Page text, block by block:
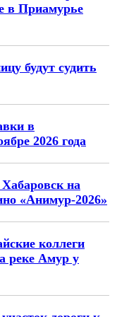
в Приамурье
будут судить
в
2026 года
на
«Анимур-2026»
коллеги
реке Амур у